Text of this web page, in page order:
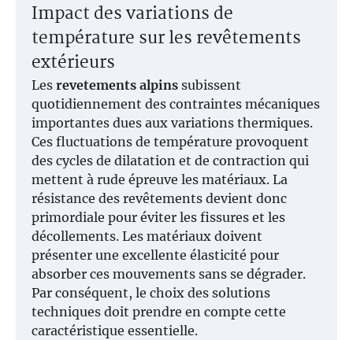
Impact des variations de
température sur les revêtements
extérieurs
Les revetements alpins subissent
quotidiennement des contraintes mécaniques
importantes dues aux variations thermiques.
Ces fluctuations de température provoquent
des cycles de dilatation et de contraction qui
mettent à rude épreuve les matériaux. La
résistance des revêtements devient donc
primordiale pour éviter les fissures et les
décollements. Les matériaux doivent
présenter une excellente élasticité pour
absorber ces mouvements sans se dégrader.
Par conséquent, le choix des solutions
techniques doit prendre en compte cette
caractéristique essentielle.